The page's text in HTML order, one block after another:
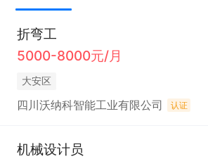
折弯工
5000-8000元/月
大安区
四川沃纳科智能工业有限公司 认证
机械设计员